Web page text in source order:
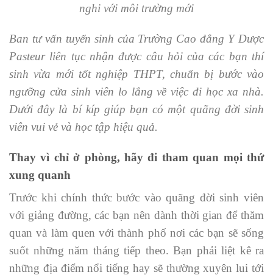
nghi với môi trường mới
Ban tư vấn tuyển sinh của Trường Cao đẳng Y Dược
Pasteur liên tục nhận được câu hỏi của các bạn thí
sinh vừa mới tốt nghiệp THPT, chuẩn bị bước vào
ngưỡng cửa sinh viên lo lắng về việc đi học xa nhà.
Dưới đây là bí kíp giúp bạn có một quãng đời sinh
viên vui vẻ và học tập hiệu quả.
Thay vì chỉ ở phòng, hãy đi tham quan mọi thứ
xung quanh
Trước khi chính thức bước vào quãng đời sinh viên
với giảng đường, các bạn nên dành thời gian để thăm
quan và làm quen với thành phố nơi các bạn sẽ sống
suốt những năm tháng tiếp theo. Bạn phải liệt kê ra
những địa điểm nổi tiếng hay sẽ thường xuyên lui tới